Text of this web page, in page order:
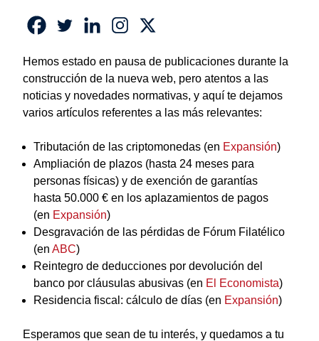
Hemos estado en pausa de publicaciones durante la
construcción de la nueva web, pero atentos a las
noticias y novedades normativas, y aquí te dejamos
varios artículos referentes a las más relevantes:
Tributación de las criptomonedas (en Expansión)
Ampliación de plazos (hasta 24 meses para
personas físicas) y de exención de garantías
hasta 50.000 € en los aplazamientos de pagos
(en Expansión)
Desgravación de las pérdidas de Fórum Filatélico
(enABC)
Reintegro de deducciones por devolución del
banco por cláusulas abusivas (en El Economista)
Residencia fiscal: cálculo de días (en Expansión)
Esperamos que sean de tu interés, y quedamos a tu